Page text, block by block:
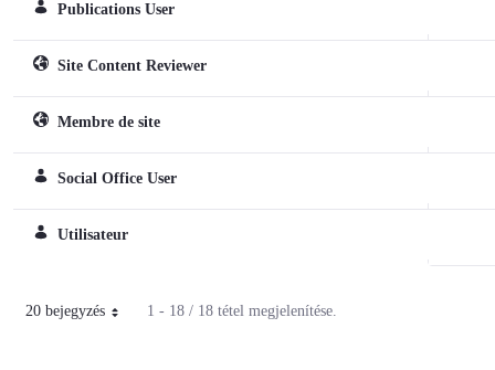
Normál szerepkör
Publications User
Webhely szerepkör
Site Content Reviewer
Webhely szerepkör
Membre de site
Normál szerepkör
Social Office User
Normál szerepkör
Utilisateur
20 bejegyzésOldalanként1 - 18 / 18 tétel megjelenítése.